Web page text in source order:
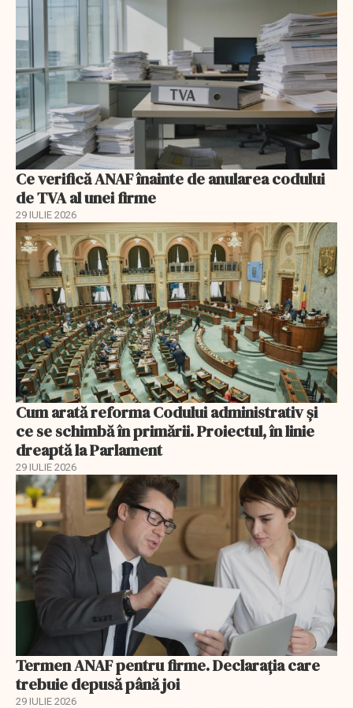
Ce verifică ANAF înainte de anularea codului
de TVA al unei firme
29 IULIE 2026
Cum arată reforma Codului administrativ și
ce se schimbă în primării. Proiectul, în linie
dreaptă la Parlament
29 IULIE 2026
Termen ANAF pentru firme. Declarația care
trebuie depusă până joi
29 IULIE 2026